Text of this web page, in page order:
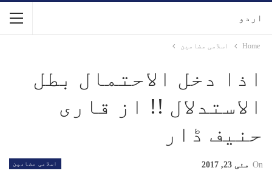
اردو
Home اسلامی مضامین
اذا دخل الاحتمال بطل
الاستدلال !! از قاری
حنیف ڈار
اسلامی مضامین On مئی 23, 2017